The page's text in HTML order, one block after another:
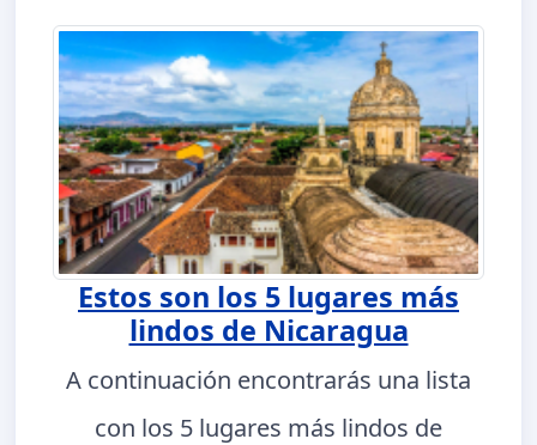
Estos son los 5 lugares más
lindos de Nicaragua
A continuación encontrarás una lista
con los 5 lugares más lindos de